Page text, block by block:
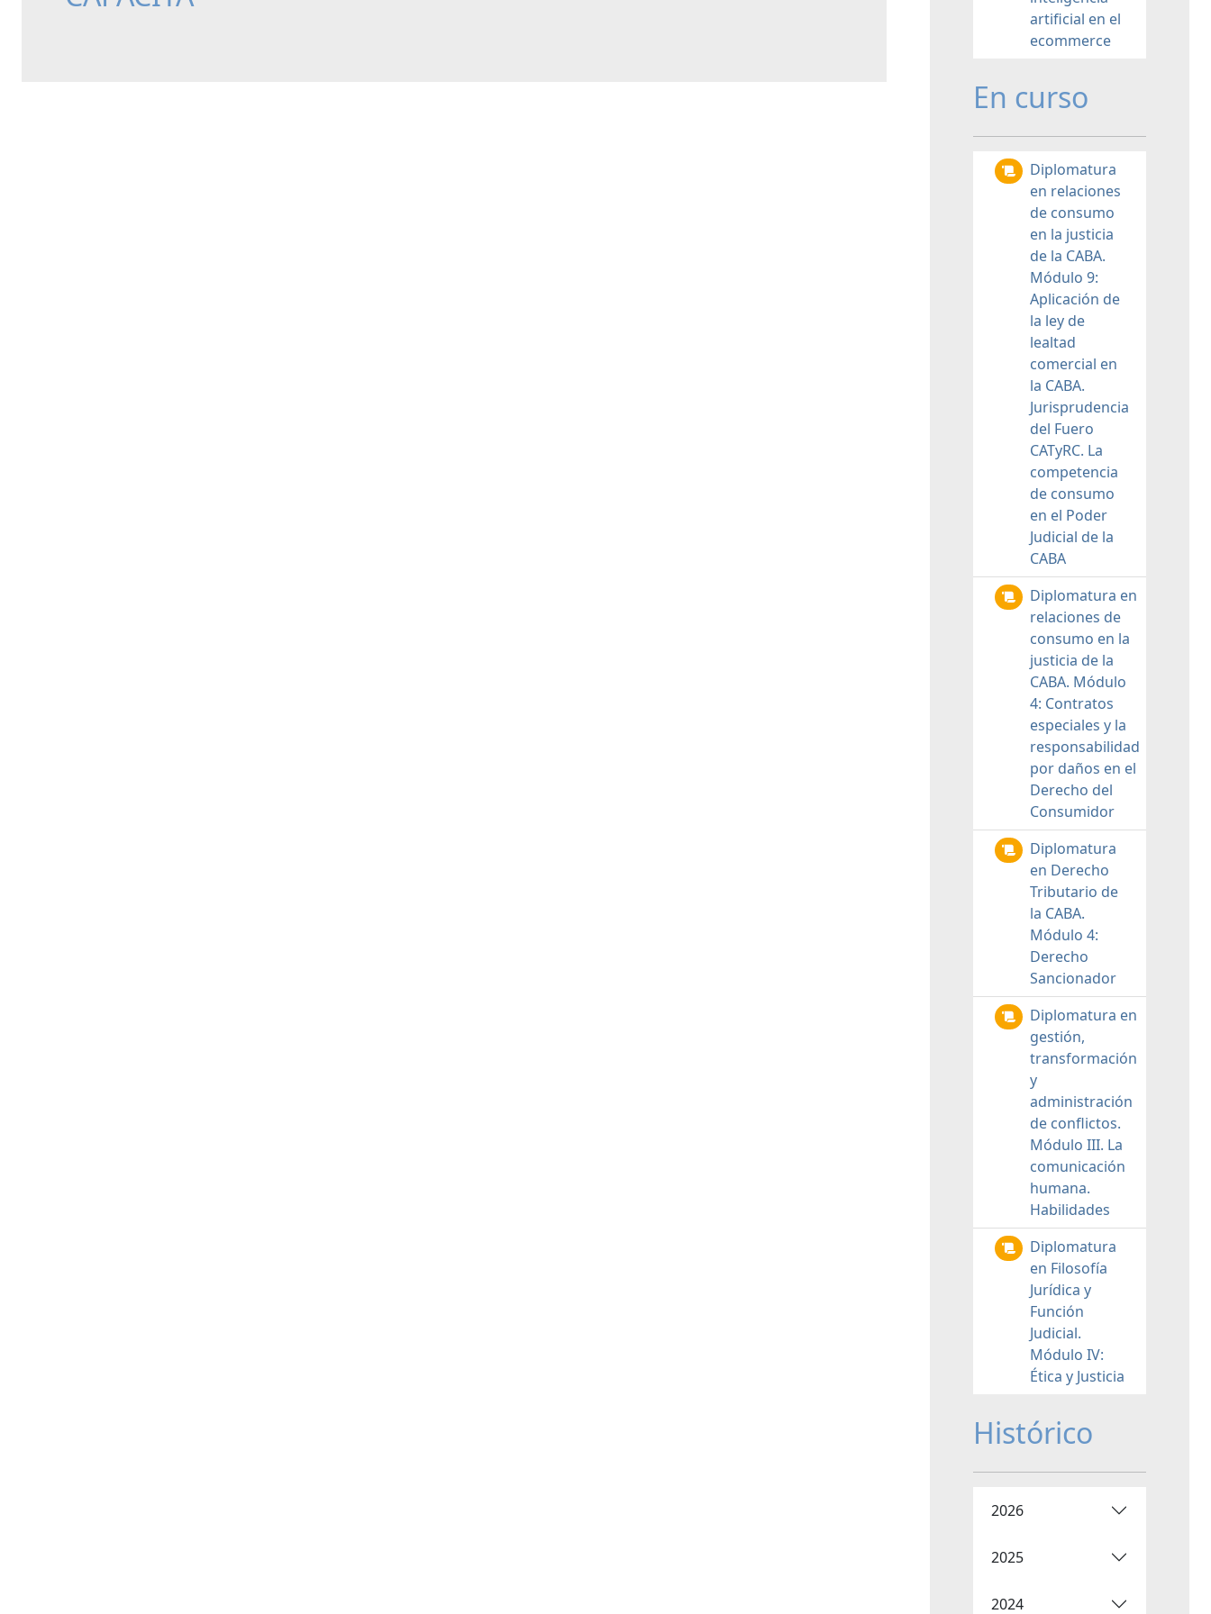
artificial en el
ecommerce
En curso
Diplomatura
en relaciones
de consumo
en la justicia
de la CABA.
Módulo 9:
Aplicación de
la ley de
lealtad
comercial en
la CABA.
Jurisprudencia
del Fuero
CATyRC. La
competencia
de consumo
en el Poder
Judicial de la
CABA
Diplomatura en
relaciones de
consumo en la
justicia de la
CABA. Módulo
4: Contratos
especiales y la
responsabilidad
por daños en el
Derecho del
Consumidor
Diplomatura
en Derecho
Tributario de
la CABA.
Módulo 4:
Derecho
Sancionador
Diplomatura en
gestión,
transformación
y
administración
de conflictos.
Módulo III. La
comunicación
humana.
Habilidades
Diplomatura
en Filosofía
Jurídica y
Función
Judicial.
Módulo IV:
Ética y Justicia
Histórico
2026
2025
2024